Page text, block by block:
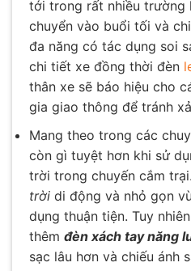
tới trong rất nhiều trường
chuyển vào buổi tối và
đa năng có tác dụng soi
chi tiết xe đồng thời đèn
thân xe sẽ báo hiệu cho
gia giao thông để tránh
Mang theo trong các
còn gì tuyệt hơn khi sử
trời trong chuyến cắm trại.
trờidi động và nhỏ gọn
dụng thuận tiện. Tuy
thêm đèn xách tay năng
sạc lâu hơn và chiếu ánh